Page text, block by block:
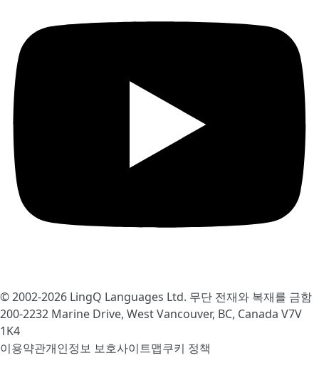
© 2002-2026 LingQ Languages Ltd. 무단 전재와 복재를 금함
200-2232 Marine Drive, West Vancouver, BC, Canada V7V
1K4
이용약관개인정보 보호사이트맵쿠키 정책